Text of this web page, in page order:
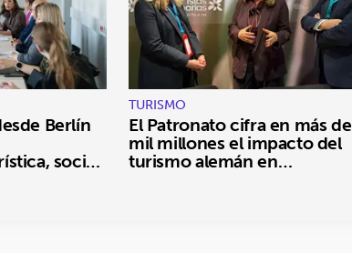
Berlín
social
TURISMO
El Patronato cifra en más de
mil millones el impacto del
turismo alemán en